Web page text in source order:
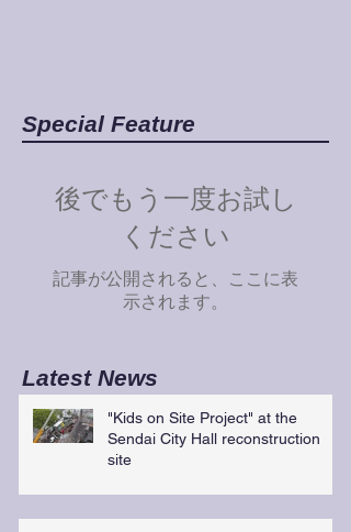
Special Feature
後でもう一度お試し
ください
記事が公開されると、ここに表
示されます。
Latest News
"Kids on Site Project" at the
Sendai City Hall reconstruction
site